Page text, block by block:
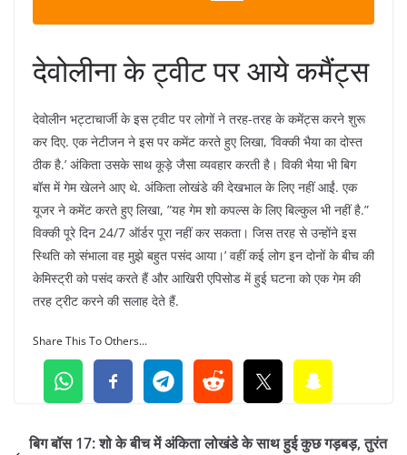
देवोलीना के ट्वीट पर आये कमैंट्स
देवोलीन भट्टाचार्जी के इस ट्वीट पर लोगों ने तरह-तरह के कमेंट्स करने शुरू
कर दिए. एक नेटीजन ने इस पर कमेंट करते हुए लिखा, ‘विक्की भैया का दोस्त
ठीक है.’ अंकिता उसके साथ कूड़े जैसा व्यवहार करती है। विकी भैया भी बिग
बॉस में गेम खेलने आए थे. अंकिता लोखंडे की देखभाल के लिए नहीं आईं. एक
यूजर ने कमेंट करते हुए लिखा, ”यह गेम शो कपल्स के लिए बिल्कुल भी नहीं है.”
विक्की पूरे दिन 24/7 ऑर्डर पूरा नहीं कर सकता। जिस तरह से उन्होंने इस
स्थिति को संभाला वह मुझे बहुत पसंद आया।’ वहीं कई लोग इन दोनों के बीच की
केमिस्ट्री को पसंद करते हैं और आखिरी एपिसोड में हुई घटना को एक गेम की
तरह ट्रीट करने की सलाह देते हैं.
Share This To Others...
बिग बॉस 17: शो के बीच में अंकिता लोखंडे के साथ हुई कुछ गड़बड़, तुरंत